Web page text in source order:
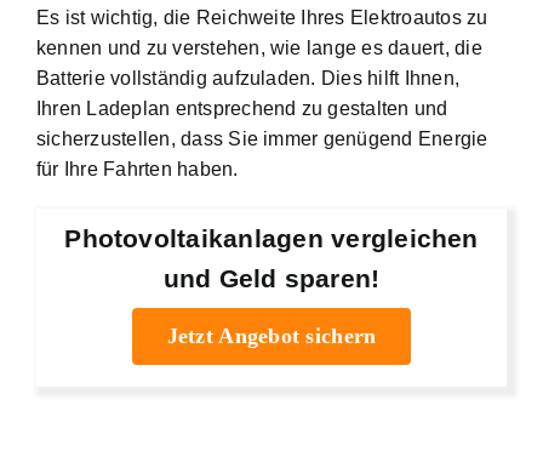
Es ist wichtig, die Reichweite Ihres Elektroautos zu
kennen und zu verstehen, wie lange es dauert, die
Batterie vollständig aufzuladen. Dies hilft Ihnen,
Ihren Ladeplan entsprechend zu gestalten und
sicherzustellen, dass Sie immer genügend Energie
für Ihre Fahrten haben.
Photovoltaikanlagen vergleichen
und Geld sparen!
Jetzt Angebot sichern